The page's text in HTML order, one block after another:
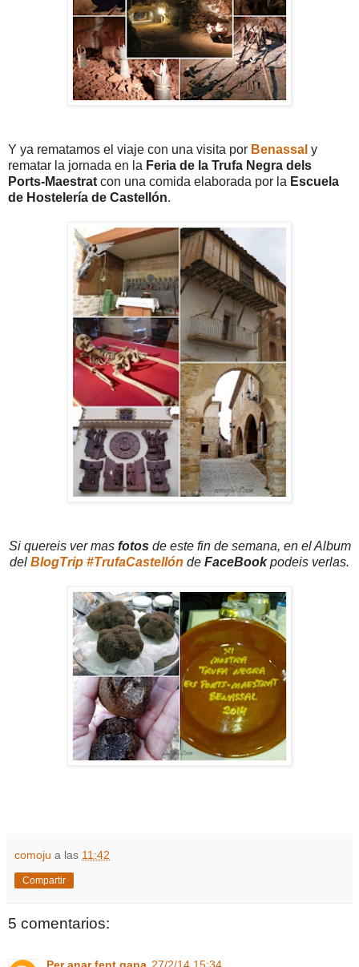
Y ya rematamos el viaje con una visita por Benassal y
rematar la jornada en la Feria de la Trufa Negra dels
Ports-Maestrat con una comida elaborada por la Escuela
de Hostelería de Castellón.
Si quereis ver mas fotosde este fin de semana, en el Album
del BlogTrip #TrufaCastellón de FaceBookpodeis verlas.
comoju a las 11:42
Compartir
5 comentarios: